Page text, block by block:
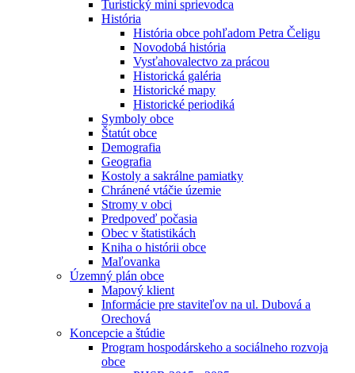
Turistický mini sprievodca
História
História obce pohľadom Petra Čeligu
Novodobá história
Vysťahovalectvo za prácou
Historická galéria
Historické mapy
Historické periodiká
Symboly obce
Štatút obce
Demografia
Geografia
Kostoly a sakrálne pamiatky
Chránené vtáčie územie
Stromy v obci
Predpoveď počasia
Obec v štatistikách
Kniha o histórii obce
Maľovanka
Územný plán obce
Mapový klient
Informácie pre staviteľov na ul. Dubová a
Orechová
Koncepcie a štúdie
Program hospodárskeho a sociálneho rozvoja
obce